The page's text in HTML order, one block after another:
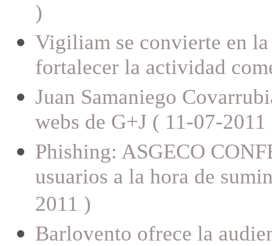
)
Vigiliam se convierte en
fortalecer la actividad
Juan Samaniego
webs de G+J ( 11-07-2011
Phishing: ASGECO
usuarios a la hora de
2011 )
Barlovento ofrece la